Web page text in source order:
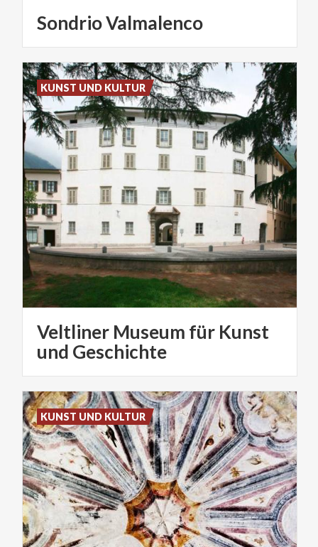
SondrioValmalenco
Veltliner Museum für Kunst
und Geschichte
KUNST UND KULTUR
KUNST UND KULTUR